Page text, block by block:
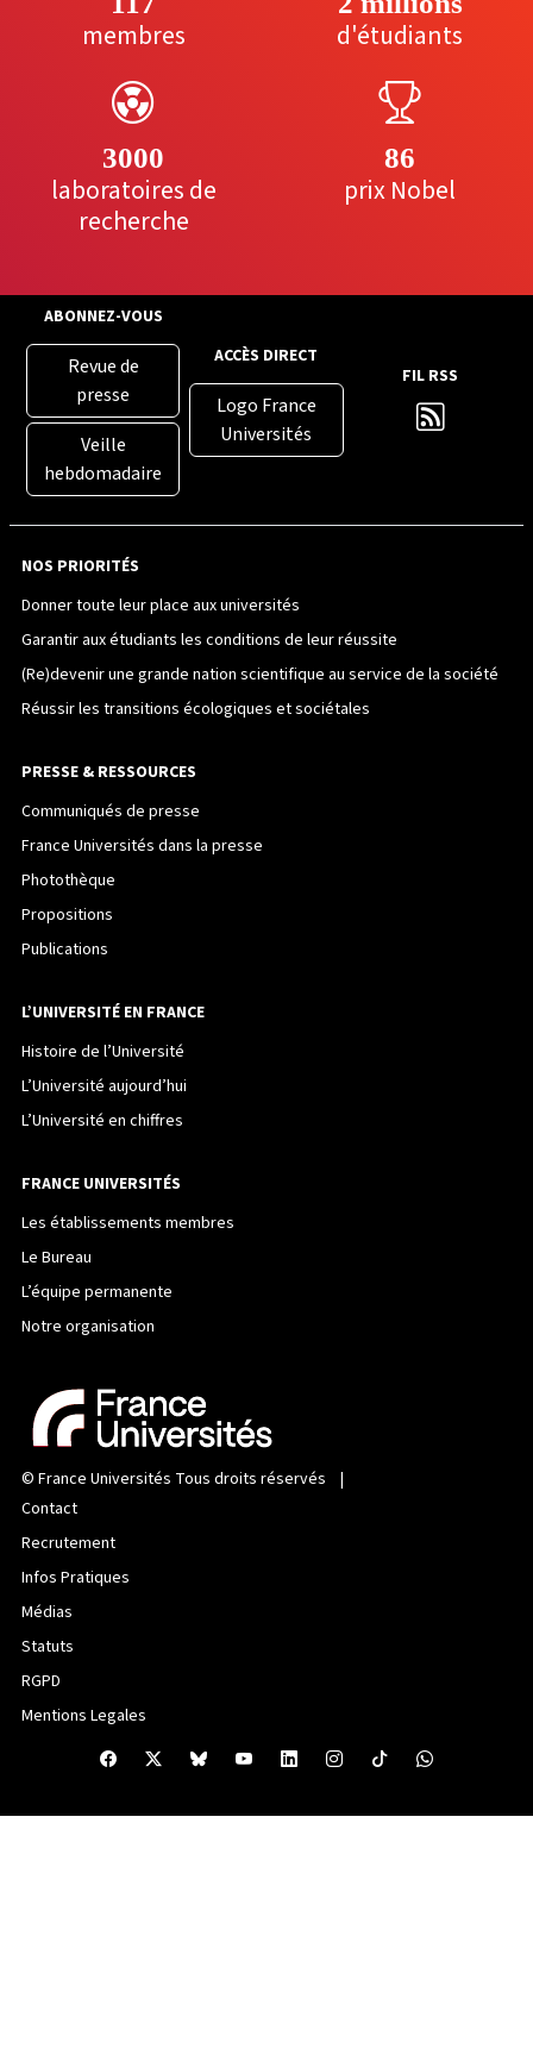
membres d'étudiants
3000
laboratoires de
recherche
86
prix Nobel
ABONNEZ-VOUS
Revue de
presse
Veille
hebdomadaire
ACCÈS DIRECT
Logo France
Universités
FIL RSS
NOS PRIORITÉS
Donner toute leur place aux universités
Garantir aux étudiants les conditions de leur réussite
(Re)devenir une grande nation scientifique au service de la société
Réussir les transitions écologiques et sociétales
PRESSE & RESSOURCES
Communiqués de presse
France Universités dans la presse
Photothèque
Propositions
Publications
L’UNIVERSITÉ EN FRANCE
Histoire de l’Université
L’Université aujourd’hui
L’Université en chiffres
FRANCE UNIVERSITÉS
Les établissements membres
Le Bureau
L’équipe permanente
Notre organisation
© France Universités Tous droits réservés |
Contact
Recrutement
Infos Pratiques
Médias
Statuts
RGPD
Mentions Legales